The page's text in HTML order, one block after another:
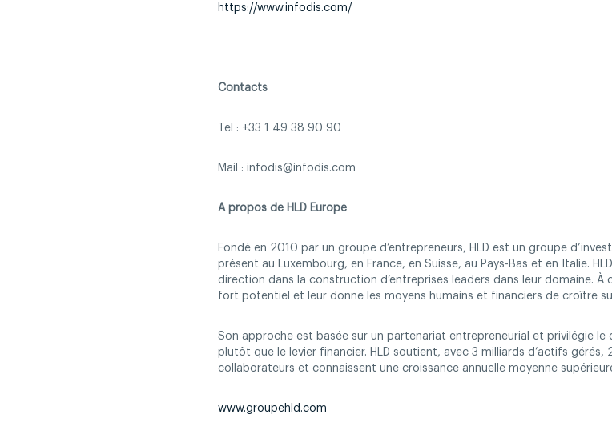
https://www.infodis.com/
Contacts
Tel : +33 1 49 38 90 90
Mail : infodis@infodis.com
A propos de HLD Europe
Fondé en 2010 par un groupe d’entrepreneurs, HLD est un groupe
présent au Luxembourg, en France, en Suisse, au Pays-Bas et en Italie.
direction dans la construction d’entreprises leaders dans leur domaine. À
fort potentiel et leur donne les moyens humains et financiers de croître
Son approche est basée sur un partenariat entrepreneurial et privilégie
plutôt que le levier financier. HLD soutient, avec 3 milliards d’actifs
collaborateurs et connaissent une croissance annuelle moyenne
www.groupehld.com